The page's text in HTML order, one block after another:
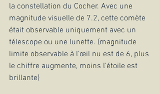
la constellation du Cocher. Avec une
magnitude visuelle de 7.2, cette comète
était observable uniquement avec un
télescope ou une lunette. (magnitude
limite observable à l’œil nu est de 6, plus
le chiffre augmente, moins l’étoile est
brillante)